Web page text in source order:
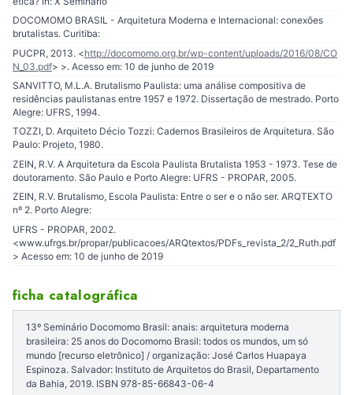
DOCOMOMO BRASIL - Arquitetura Moderna e Internacional: conexões
brutalistas. Curitiba:
PUCPR, 2013. <http://docomomo.org.br/wp-content/uploads/2016/08/CO
N_03.pdf> >. Acesso em: 10 de junho de 2019
SANVITTO, M.L.A. Brutalismo Paulista: uma análise compositiva de
residências paulistanas entre 1957 e 1972. Dissertação de mestrado. Porto
Alegre: UFRS, 1994.
TOZZI, D. Arquiteto Décio Tozzi: Cadernos Brasileiros de Arquitetura. São
Paulo: Projeto, 1980.
ZEIN, R.V. A Arquitetura da Escola Paulista Brutalista 1953 - 1973. Tese de
doutoramento. São Paulo e Porto Alegre: UFRS - PROPAR, 2005.
ZEIN, R.V. Brutalismo, Escola Paulista: Entre o ser e o não ser. ARQTEXTO
nº 2. Porto Alegre:
UFRS - PROPAR, 2002.
<www.ufrgs.br/propar/publicacoes/ARQtextos/PDFs_revista_2/2_Ruth.pdf
> Acesso em: 10 de junho de 2019
ficha catalográfica
13º Seminário Docomomo Brasil: anais: arquitetura moderna
brasileira: 25 anos do Docomomo Brasil: todos os mundos, um só
mundo [recurso eletrônico] / organização: José Carlos Huapaya
Espinoza. Salvador: Instituto de Arquitetos do Brasil, Departamento
da Bahia, 2019. ISBN 978-85-66843-06-4